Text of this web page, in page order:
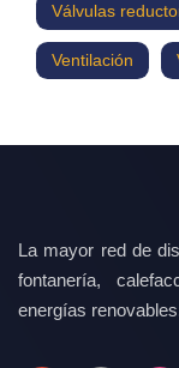
Válvulas
Ventilación
La mayor red de
fontanería,
energías